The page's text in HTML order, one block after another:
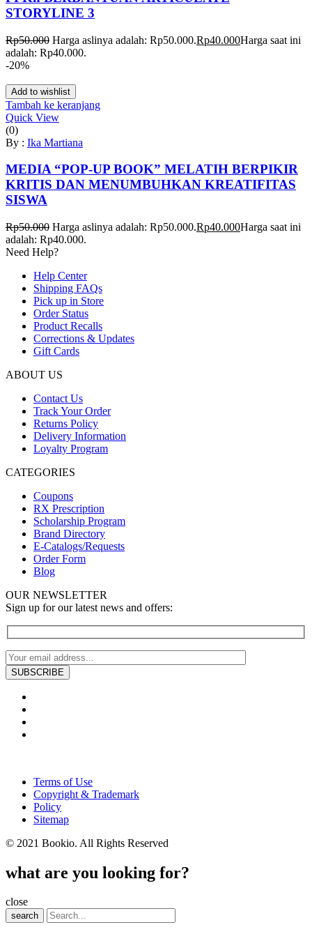
STORYLINE 3
Rp50.000 Harga aslinya adalah: Rp50.000.Rp40.000Harga saat ini
adalah: Rp40.000.
-20%
Add to wishlist
Tambah ke keranjang
Quick View
(0)
By : Ika Martiana
MEDIA “POP-UP BOOK” MELATIH BERPIKIR
KRITIS DAN MENUMBUHKAN KREATIFITAS
SISWA
Rp50.000 Harga aslinya adalah: Rp50.000.Rp40.000Harga saat ini
adalah: Rp40.000.
Need Help?
Help Center
Shipping FAQs
Pick up in Store
Order Status
Product Recalls
Corrections & Updates
Gift Cards
ABOUT US
Contact Us
Track Your Order
Returns Policy
Delivery Information
Loyalty Program
CATEGORIES
Coupons
RX Prescription
Scholarship Program
Brand Directory
E-Catalogs/Requests
Order Form
Blog
OUR NEWSLETTER
Sign up for our latest news and offers:
Terms of Use
Copyright & Trademark
Policy
Sitemap
© 2021 Bookio. All Rights Reserved
what are you looking for?
close
search